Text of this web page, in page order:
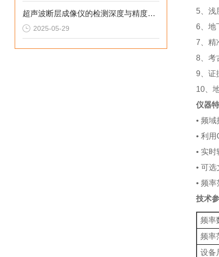
超声波断层成像仪的检测深度与精度如何平衡？
2025-05-29
5 、
6 、
7 、
8 、
9 、
10 、
仪器
• 频域
• 利用
• 实时
• 可选
• 频
技术
频率
频率
设备